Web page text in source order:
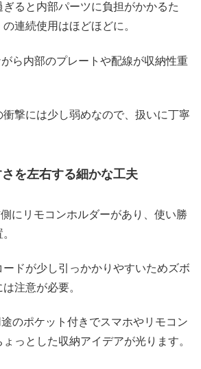
ると内部パーツに負担がかかるた
連続使用はほどほどに。
ら内部のプレートや配線が収納性重
撃には少し弱めなので、扱いに丁寧
を左右する細かな工夫
にリモコンホルダーがあり、使い勝
ドが少し引っかかりやすいためズボ
注意が必要。
のポケット付きでスマホやリモコン
っとした収納アイデアが光ります。